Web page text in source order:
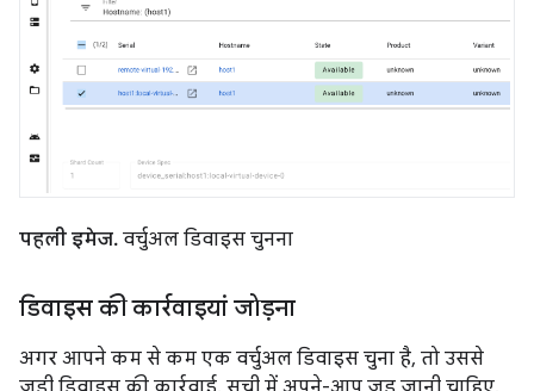
पहली इमेज. वर्चुअल डिवाइस चुनना
डिवाइस की कार्रवाइयां जोड़ना
अगर आपने कम से कम एक वर्चुअल डिवाइस चुना है, तो उससे